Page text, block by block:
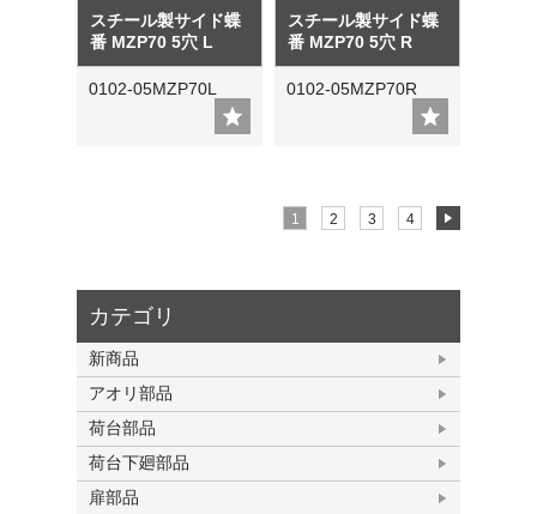
カテゴリ
新商品
アオリ部品
荷台部品
荷台下廻部品
扉部品
スチール製サイド蝶
番 MZP70 5穴 L
0102-05MZP70L
スチール製サイド蝶
番 MZP70 5穴 R
0102-05MZP70R
1 2 3 4